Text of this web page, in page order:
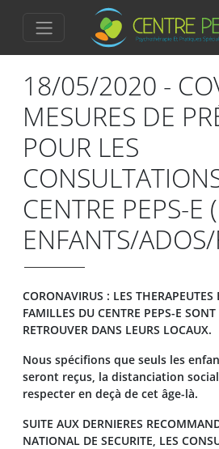
18/05/2020 -
MESURES DE
POUR LES
CENTRE PEPS-E
ENFANTS/
CORONAVIRUS : LES
FAMILLES DU CENTRE PEPS-E
RETROUVER DANS LEURS LOCAUX.
Nous spécifions que seuls les
seront reçus, la distanciation
respecter en deçà de cet âge-là.
SUITE AUX DERNIERES
NATIONAL DE SECURITE, LES